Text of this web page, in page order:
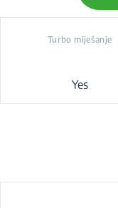
Turbo miješanje
Yes